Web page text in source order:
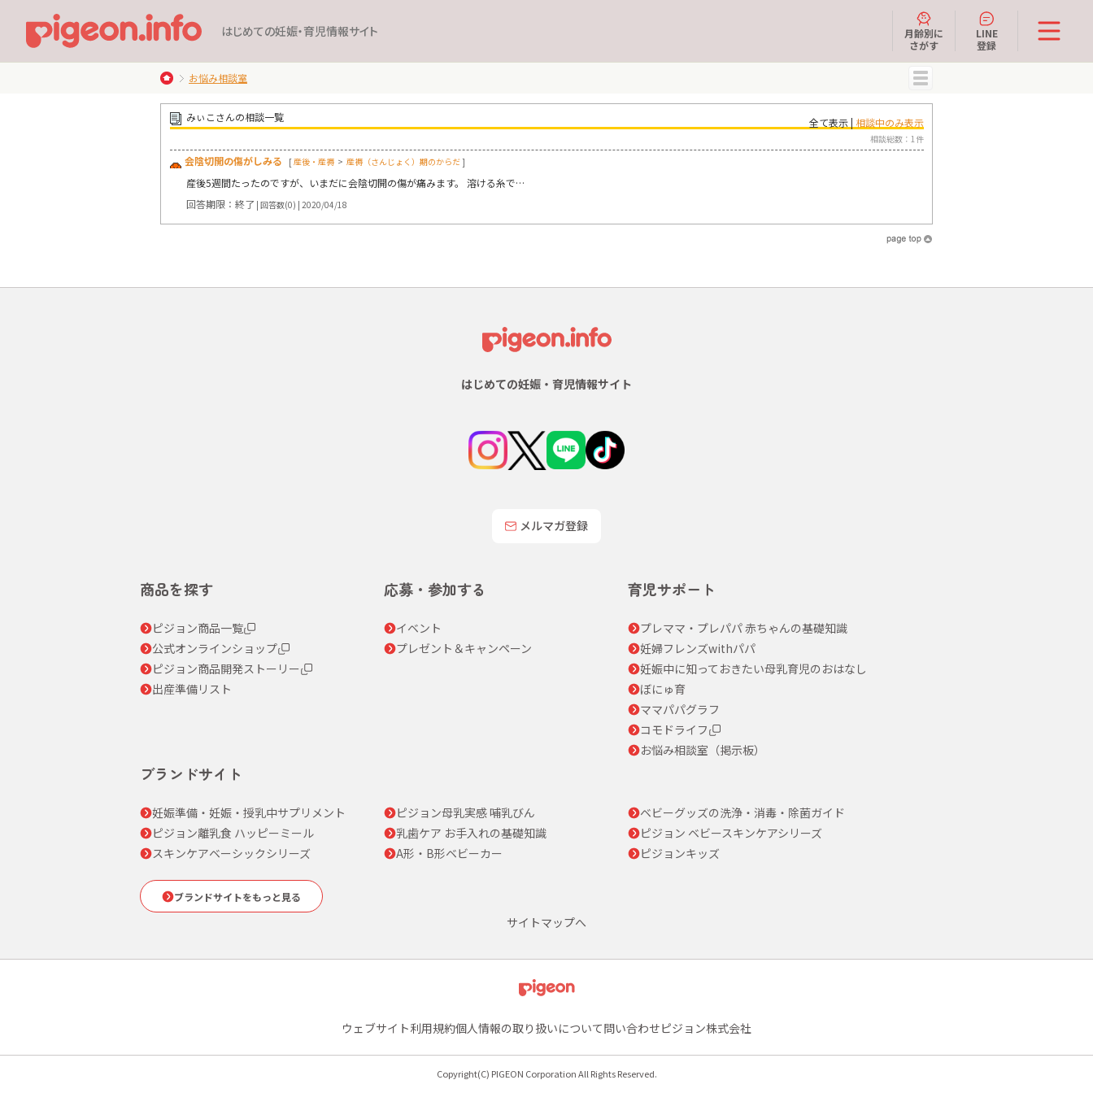
はじめての妊娠・育児情報サイト
月齢別に
さがす
LINE
登録
MENU
お悩み相談室
みぃこさんの相談一覧 全て表示 | 相談中のみ表示
相談総数：1件
会陰切開の傷がしみる [産後・産褥 > 産褥（さんじょく）期のからだ]
産後5週間たったのですが、いまだに会陰切開の傷が痛みます。 溶ける糸で…
回答期限：終了 | 回答数(0) | 2020/04/18
はじめての妊娠・育児情報サイト
メルマガ登録
商品を探す
ピジョン商品一覧
公式オンラインショップ
ピジョン商品開発ストーリー
出産準備リスト
応募・参加する
イベント
プレゼント＆キャンペーン
育児サポート
プレママ・プレパパ 赤ちゃんの基礎知識
妊婦フレンズwithパパ
妊娠中に知っておきたい母乳育児のおはなし
ぼにゅ育
ママパパグラフ
コモドライフ
お悩み相談室（掲示板）
ブランドサイト
妊娠準備・妊娠・授乳中サプリメント ピジョン母乳実感 哺乳びん
ベビーグッズの洗浄・消毒・除菌ガイド
ピジョン離乳食 ハッピーミール
乳歯ケア お手入れの基礎知識
ピジョン ベビースキンケアシリーズ
スキンケアベーシックシリーズ
A形・B形ベビーカー ピジョンキッズ
ブランドサイトをもっと見る
サイトマップへ
ウェブサイト利用規約個人情報の取り扱いについて問い合わせピジョン株式会社
Copyright(C) PIGEON Corporation All Rights Reserved.